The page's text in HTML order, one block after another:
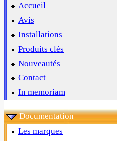
Accueil
Avis
Installations
Produits clés
Nouveautés
Contact
In memoriam
Documentation
Les marques